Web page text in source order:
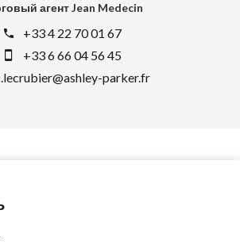
агент Jean Medecin
+33 4 22 70 01 67
+33 6 66 04 56 45
parker.fr